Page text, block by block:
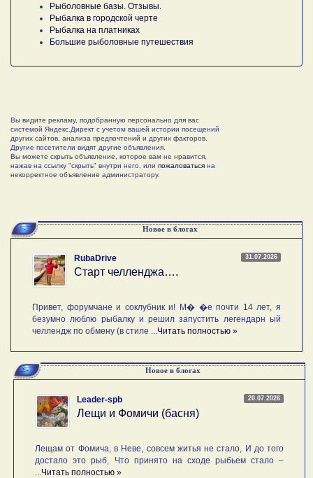
Рыболовные базы. Отзывы.
Рыбалка в городской черте
Рыбалка на платниках
Большие рыболовные путешествия
Вы видите рекламу, подобранную персонально для вас
системой Яндекс.Директ с учетом вашей истории посещений
других сайтов, анализа предпочтений и других факторов.
Другие посетители видят другие объявления.
Вы можете скрыть объявление, которое вам не нравится,
нажав на ссылку "скрыть" внутри него, или пожаловаться на
некорректное объявление администратору.
Новое в блогах
31.07.2026
RubaDrive
Старт челленджа….
Привет, форумчане и соклубник и! М� �е почти 14 лет, я
безумно люблю рыбалку и решил запустить легендарн ый
челлендж по обмену (в стиле ... Читать полностью »
Новое в блогах
20.07.2026
Leader-spb
Лещи и Фомичи (басня)
Лещам от Фомича, в Неве, совсем житья не стало, И до того
достало это рыб, Что принято на сходе рыбьем стало –
Читать полностью »